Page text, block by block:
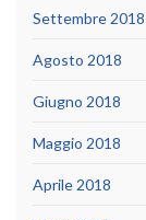
Settembre 2018
Agosto 2018
Giugno 2018
Maggio 2018
Aprile 2018